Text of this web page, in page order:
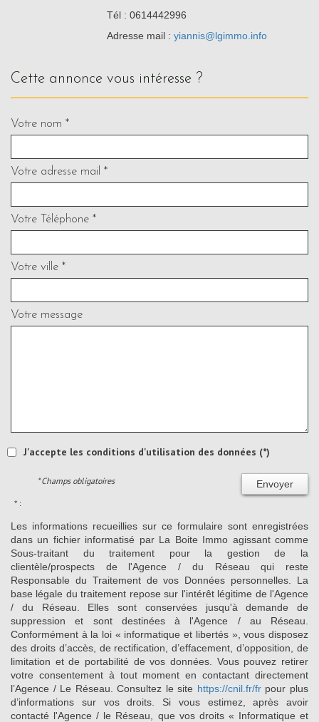
Tél : 0614442996
Adresse mail : yiannis@lgimmo.info
cette annonce vous intéresse ?
Votre nom *
Votre adresse mail *
Votre Téléphone *
Votre ville *
Votre message
J'accepte les conditions d'utilisation des données (*)
Envoyer
* Champs obligatoires
* :
Les informations recueillies sur ce formulaire sont enregistrées
dans un fichier informatisé par La Boite Immo agissant comme
Sous-traitant du traitement pour la gestion de la
clientèle/prospects de l'Agence / du Réseau qui reste
Responsable du Traitement de vos Données personnelles. La
base légale du traitement repose sur l'intérêt légitime de l'Agence
/ du Réseau. Elles sont conservées jusqu'à demande de
suppression et sont destinées à l'Agence / au Réseau.
Conformément à la loi « informatique et libertés », vous disposez
des droits d’accès, de rectification, d’effacement, d’opposition, de
limitation et de portabilité de vos données. Vous pouvez retirer
votre consentement à tout moment en contactant directement
l’Agence / Le Réseau. Consultez le site https://cnil.fr/frpour plus
d’informations sur vos droits. Si vous estimez, après avoir
contacté l'Agence / le Réseau, que vos droits « Informatique et